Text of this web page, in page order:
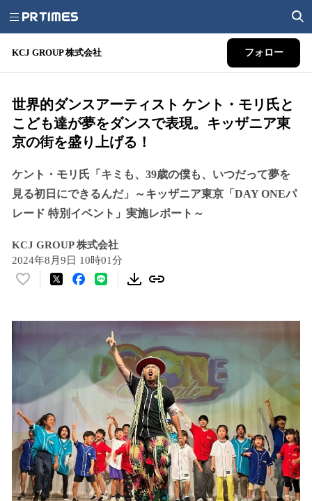
KCJ GROUP 株式会社 フォロー
世界的ダンスアーティスト ケント・モリ氏と
こども達が夢をダンスで表現。キッザニア東
京の街を盛り上げる！
ケント・モリ氏「キミも、39歳の僕も、いつだって夢を
見る初日にできるんだ」～キッザニア東京「DAY ONEパ
レード 特別イベント」実施レポート～
KCJ GROUP 株式会社
2024年8月9日 10時01分
い
込
み
中
で
す